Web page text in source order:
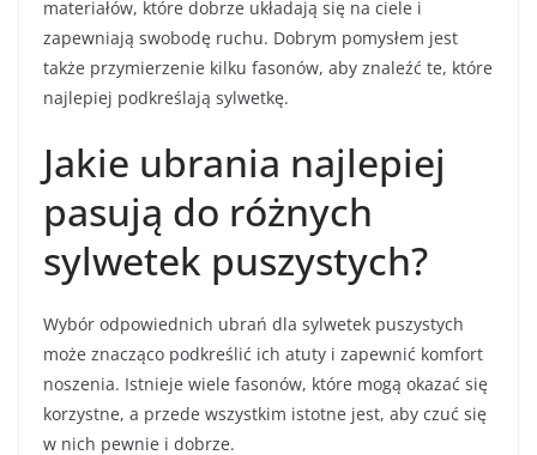
materiałów, które dobrze układają się na ciele i
zapewniają swobodę ruchu. Dobrym pomysłem jest
także przymierzenie kilku fasonów, aby znaleźć te, które
najlepiej podkreślają sylwetkę.
Jakie ubrania najlepiej
pasują do różnych
sylwetek puszystych?
Wybór odpowiednich ubrań dla sylwetek puszystych
może znacząco podkreślić ich atuty i zapewnić komfort
noszenia. Istnieje wiele fasonów, które mogą okazać się
korzystne, a przede wszystkim istotne jest, aby czuć się
w nich pewnie i dobrze.